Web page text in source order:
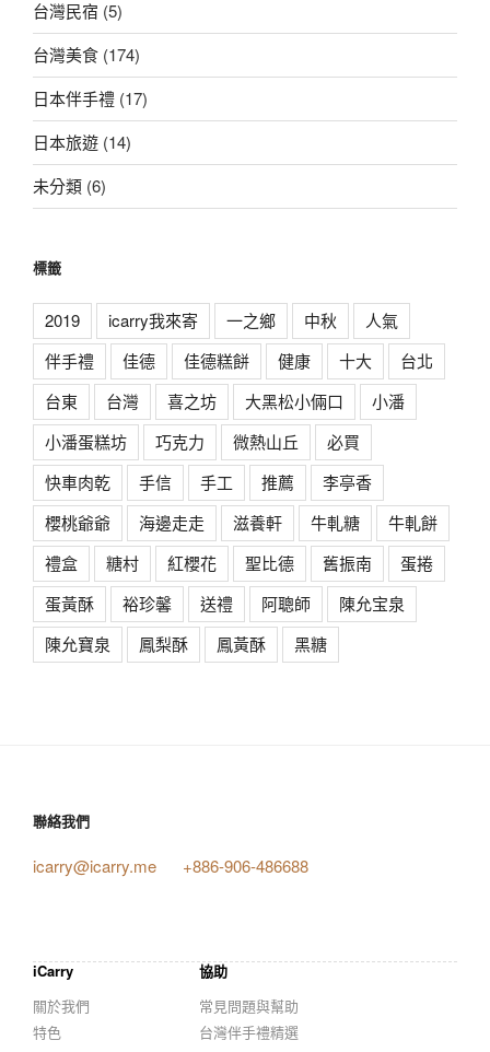
台灣民宿 (5)
台灣美食 (174)
日本伴手禮 (17)
日本旅遊 (14)
未分類 (6)
標籤
2019 icarry我來寄 一之鄉 中秋
人氣
伴手禮
佳德 佳德糕餅 健康 十大
台北
台東
台灣 喜之坊 大黑松小倆口
小潘
小潘蛋糕坊
巧克力 微熱山丘
必買
快車肉乾
手信 手工 推薦
李亭香
櫻桃爺爺
海邊走走 滋養軒 牛軋糖
牛軋餅
禮盒
糖村 紅櫻花 聖比德 舊振南
蛋捲
蛋黃酥
裕珍馨 送禮 阿聰師
陳允宝泉
陳允寶泉
鳳梨酥 鳳黃酥 黑糖
聯絡我們
icarry@icarry.me +886-906-486688
iCarry
關於我們
特色
協助
常見問題與幫助
台灣伴手禮精選